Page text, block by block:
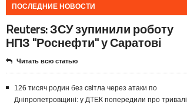
ПОСЛЕДНИЕ НОВОСТИ
Reuters: ЗСУ зупинили роботу
НПЗ "Роснефти" у Саратові
Читать всю статью
126 тисяч родин без світла через атаки по
Дніпропетровщині: у ДТЕК попередили про тривалі